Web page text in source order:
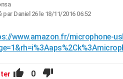
par Daniel 26 le 18/11/2016 06:52
www.amazon.fr/microphone-
0